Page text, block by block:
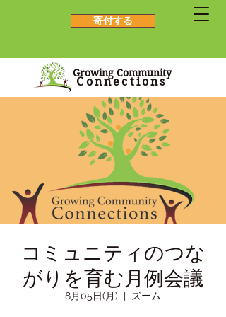
寄付する
Growing Community
Connections
コミュニティのつな
がりを育む月例会議
8月05日(月)
  |
ズーム